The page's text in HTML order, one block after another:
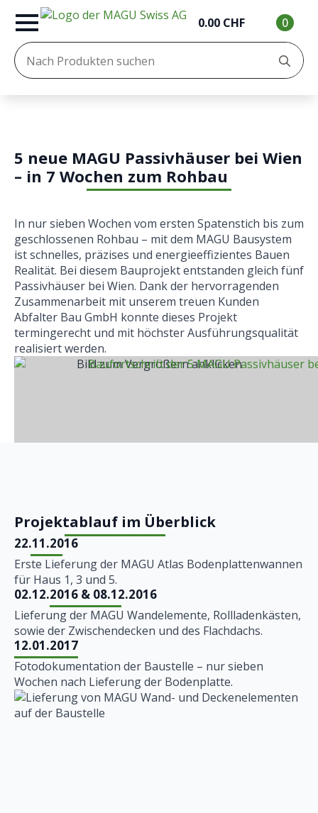
0.00 CHF
0
5 neue MAGU Passivhäuser bei Wien
– in 7 Wochen zum Rohbau
In nur sieben Wochen vom ersten Spatenstich bis zum
geschlossenen Rohbau – mit dem MAGU Bausystem
ist schnelles, präzises und energieeffizientes Bauen
Realität. Bei diesem Bauprojekt entstanden gleich fünf
Passivhäuser bei Wien. Dank der hervorragenden
Zusammenarbeit mit unserem treuen Kunden
Abfalter Bau GmbH konnte dieses Projekt
termingerecht und mit höchster Ausführungsqualität
realisiert werden.
Bild zum Vergrößern anklicken
Projektablauf im Überblick
22.11.2016
Erste Lieferung der MAGU Atlas Bodenplattenwannen
für Haus 1, 3 und 5.
02.12.2016 & 08.12.2016
Lieferung der MAGU Wand­elemente, Roll­ladenkästen,
sowie der Zwischen­decken und des Flachdachs.
12.01.2017
Fotodokumentation der Baustelle – nur sieben
Wochen nach Lieferung der Bodenplatte.